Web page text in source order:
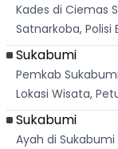
Kades di Ciemas
Satnarkoba, Polisi
Sukabumi
Pemkab
Lokasi Wisata,
Sukabumi
Ayah di Sukabumi